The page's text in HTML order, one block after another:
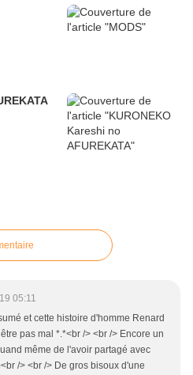
05:11
et cette histoire d'homme Renard
pas mal *.*<br /> <br /> Encore un
même de l'avoir partagé avec
/> <br /> De gros bisoux d'une